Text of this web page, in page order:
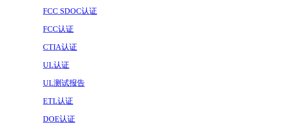
FCC SDOC认证
FCC认证
CTIA认证
UL认证
UL测试报告
ETL认证
DOE认证